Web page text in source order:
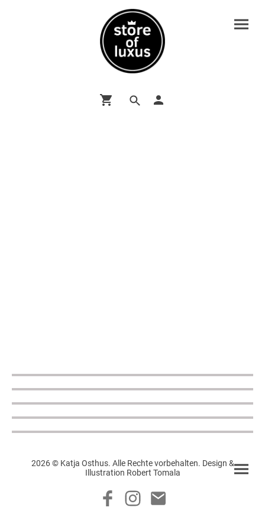
2026 © Katja Osthus. Alle Rechte vorbehalten. Design &
Illustration Robert Tomala